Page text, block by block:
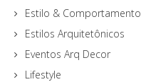
Estilo & Comportamento
Estilos Arquitetônicos
Eventos Arq Decor
Lifestyle